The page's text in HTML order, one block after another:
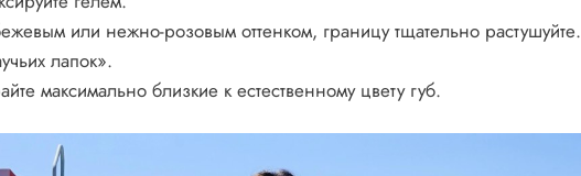
или нежно-розовым оттенком, границу тщательно растушуйте.
лапок».
максимально близкие к естественному цвету губ.